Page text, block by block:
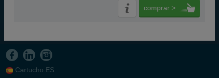
comprar >
Cartucho.ES